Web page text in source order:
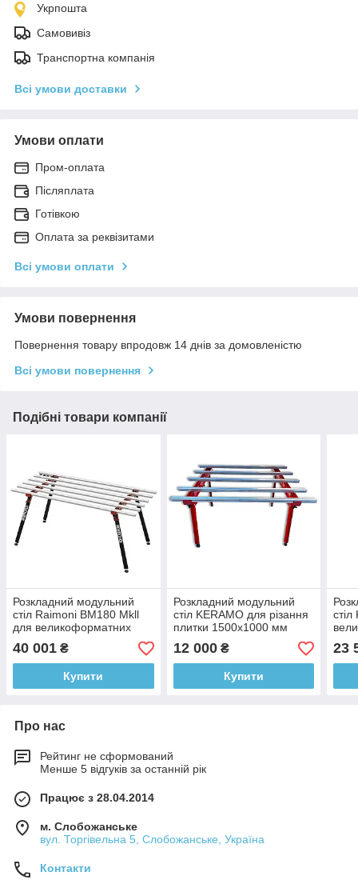
Укрпошта
Самовивіз
Транспортна компанія
Всі умови доставки
Умови оплати
Пром-оплата
Післяплата
Готівкою
Оплата за реквізитами
Всі умови оплати
Умови повернення
Повернення товару впродовж 14 днів за домовленістю
Всі умови повернення
Подібні товари компанії
Розкладний модульний
стіл Raimoni BM180 Mkll
для великоформатних
плит 1800x900 мм
(394MA)
40 001 ₴
Купити
Розкладний модульний
стіл KERAMO для різання
плитки 1500х1000 мм
(SMBT)
12 000₴
Купити
23
Про нас
Рейтинг не сформований
Менше 5 відгуків за останній рік
Працює з 28.04.2014
м. Слобожанське
вул. Торгівельна 5, Слобожанське, Україна
Контакти